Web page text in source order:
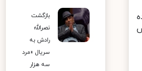
بازگشت
نصرالله
رادش به
سریال «مرد
سه هزار